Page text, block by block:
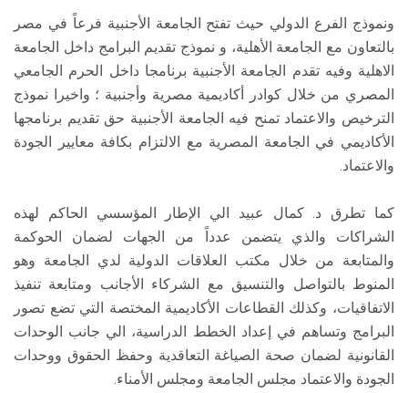
ونموذج الفرع الدولي حيث تفتح الجامعة الأجنبية فرعاً في مصر
بالتعاون مع الجامعة الأهلية، و نموذج تقديم البرامج داخل الجامعة
الاهلية وفيه تقدم الجامعة الأجنبية برنامجا داخل الحرم الجامعي
المصري من خلال كوادر أكاديمية مصرية وأجنبية ؛ واخيرا نموذج
الترخيص والاعتماد تمنح فيه الجامعة الأجنبية حق تقديم برنامجها
الأكاديمي في الجامعة المصرية مع الالتزام بكافة معايير الجودة
والاعتماد.
كما تطرق د. كمال عبيد الي الإطار المؤسسي الحاكم لهذه
الشراكات والذي يتضمن عدداً من الجهات لضمان الحوكمة
والمتابعة من خلال مكتب العلاقات الدولية لدي الجامعة وهو
المنوط بالتواصل والتنسيق مع الشركاء الأجانب ومتابعة تنفيذ
الاتفاقيات، وكذلك القطاعات الأكاديمية المختصة التي تضع تصور
البرامج وتساهم في إعداد الخطط الدراسية، الي جانب الوحدات
القانونية لضمان صحة الصياغة التعاقدية وحفظ الحقوق ووحدات
الجودة والاعتماد مجلس الجامعة ومجلس الأمناء.